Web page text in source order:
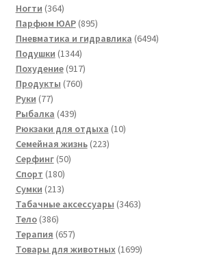
Ногти 364364
товара
Парфюм ЮАР 895895
товаров
Пневматика и гидравлика 64946494
Подушки 13441344
товара
Похудение 917917
товаров
Продукты 760760
Руки 7777
товаров
Рыбалка 439439
товаров
Рюкзаки для отдыха 1010
Семейная жизнь 223223
Серфинг 5050
Спорт 180180
товаров
Сумки 213213
товаров
Табачные аксессуары 34633463
Тело 386386
товаров
Терапия 657657
товаров
Товары для животных 16991699